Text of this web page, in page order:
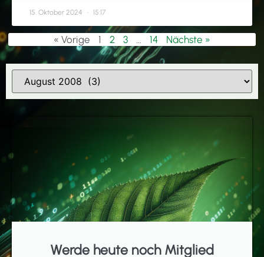
15. Oktober 2024 15:17
« Vorige 1 2 3 14 Nächste »
Werde heute noch Mitglied